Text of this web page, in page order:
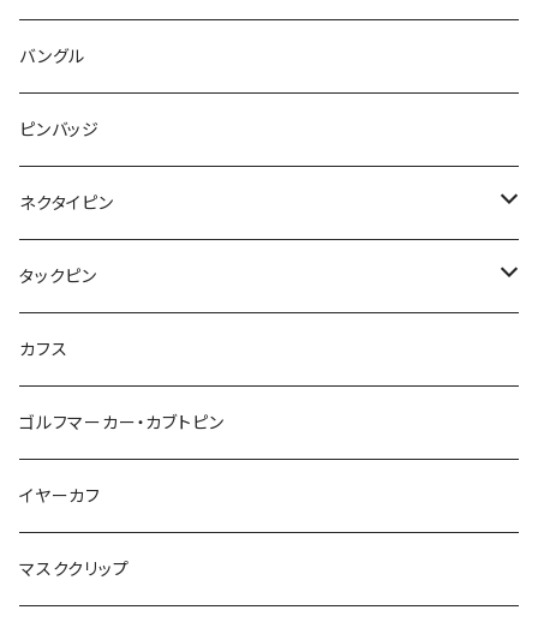
こいのぼり
マーブル
カメオ
星
鳥
マーブル
こいのぼり
てんとう虫
鳥
食品
ハロウィン
カモフラージュ
square
天使
リボン
レッサーパンダ
ブタ
惑星
星
唐津土
lip
フルーツ
アイスクリーム
マーブル
音楽
カメオ
ハート
コアラ
羊
牛
カメ
イルカ
レモン
野菜
雲
月
惑星
星
こいのぼり
カメラ
音楽
バイオリン
ピアノ
カメオ
バルーン
ラリエット
モザイク
ハート
アルファベット
ハロウィン
紐
鳥
バルーン
ガラス
リボン
マーブル
鳥
星
アルファベット
ハロウィン
カメオ
バングル
ピンバッジ
ネクタイピン
結び
スクエア
タックピン
結び
カフス
ゴルフマーカー・カブトピン
イヤーカフ
マスククリップ